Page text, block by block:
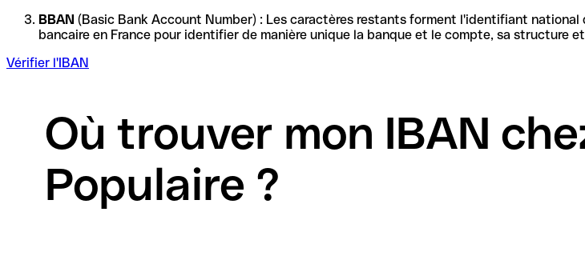
BBAN (Basic Bank Account Number) : Les caractères restants forment l'identifiant
Vérifier l'IBAN
Où trouver mon IBAN
Populaire ?